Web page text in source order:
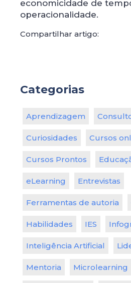
economicidade de
operacionalidade.
Compartilhar artigo:
Categorias
Aprendizagem
Curiosidades Cursos
Cursos Prontos
eLearning Entrevistas
Ferramentas de autoria
Habilidades IES
Inteligência Artificial
Mentoria Microlearning